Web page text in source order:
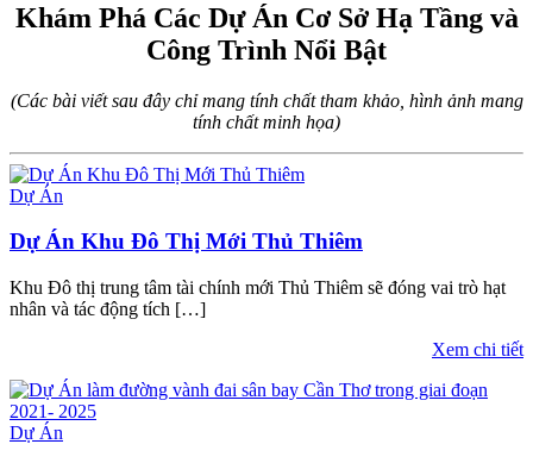
Khám Phá Các Dự Án Cơ Sở Hạ Tầng và
Công Trình Nổi Bật
(Các bài viết sau đây chỉ mang tính chất tham khảo, hình ảnh mang
tính chất minh họa)
Dự Án
Dự Án Khu Đô Thị Mới Thủ Thiêm
Khu Đô thị trung tâm tài chính mới Thủ Thiêm sẽ đóng vai trò hạt
nhân và tác động tích […]
Xem chi tiết
Dự Án